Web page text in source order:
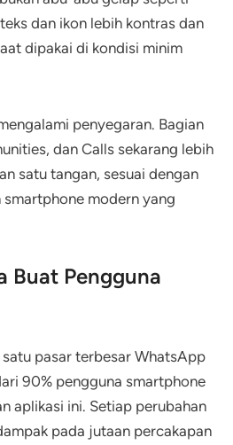
dan ikon lebih kontras dan
dipakai di kondisi minim
penyegaran. Bagian
dan Calls sekarang lebih
satu tangan, sesuai dengan
smartphone modern yang
Buat Pengguna
pasar terbesar WhatsApp
90% pengguna smartphone
aplikasi ini. Setiap perubahan
pada jutaan percakapan